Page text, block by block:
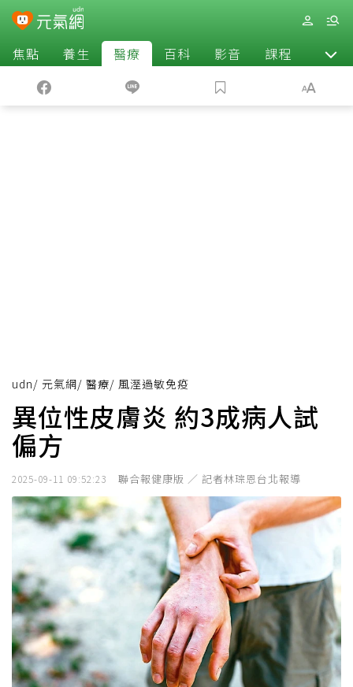
焦點 養生 醫療 百科 影音 課程 退休
udn/ 元氣網/ 醫療/ 風溼過敏免疫
異位性皮膚炎 約3成病人試
偏方
2025-09-11 09:52:23 聯合報健康版 ／ 記者林琮恩台北報導